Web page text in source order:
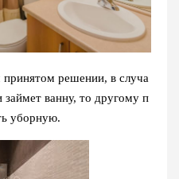
принятом решении, в случа
займет ванну, то другому п
уборную.